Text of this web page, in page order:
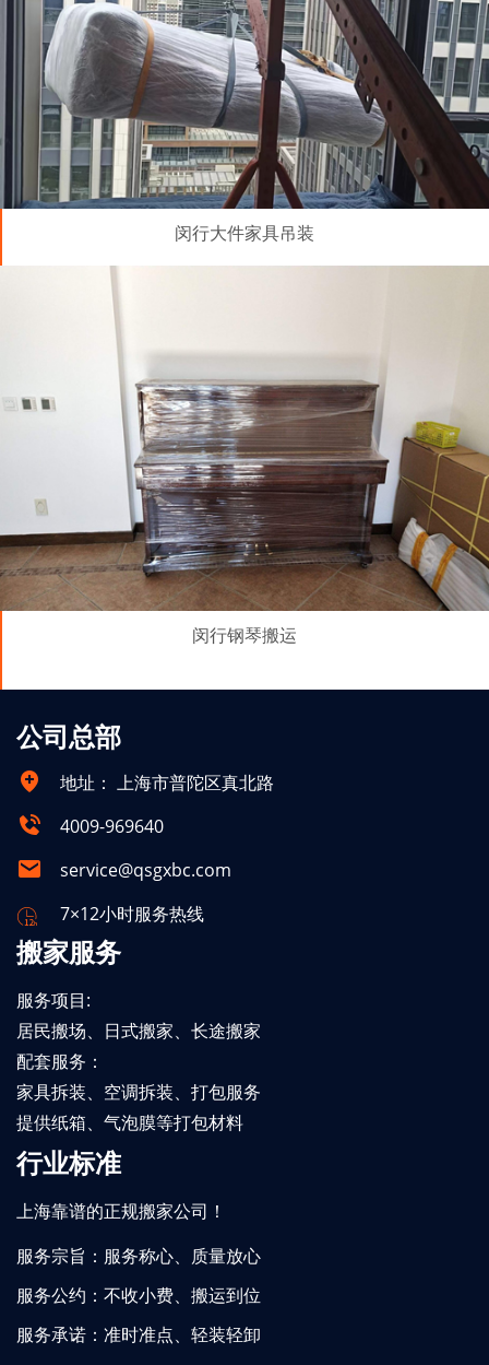
闵行大件家具吊装
闵行钢琴搬运
公司总部
地址： 上海市普陀区真北路
4009-969640
service@qsgxbc.com
7×12小时服务热线
搬家服务
服务项目:
居民搬场、日式搬家、长途搬家
配套服务：
家具拆装、空调拆装、打包服务
提供纸箱、气泡膜等打包材料
行业标准
上海靠谱的正规搬家公司！
服务宗旨：服务称心、质量放心
服务公约：不收小费、搬运到位
服务承诺：准时准点、轻装轻卸